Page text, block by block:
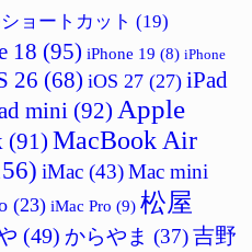
ョートカット (19)
18 (95) iPhone 19 (8) iPhone
26 (68) iOS 27 (27) iPad
mini (92) Apple
(91) MacBook Air
iMac (43)Mac mini
(23) iMac Pro (9) 松屋
(49) からやま (37)吉野